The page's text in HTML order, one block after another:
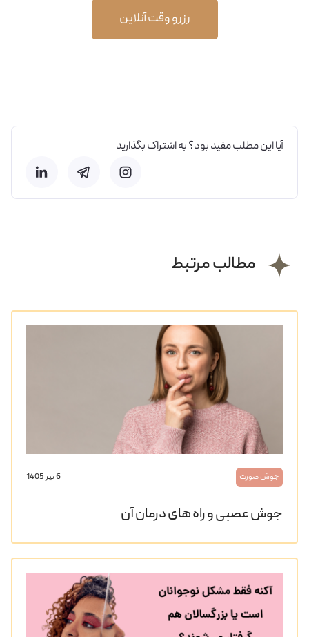
رزرو وقت آنلاین
آیا این مطلب مفید بود؟ به اشتراک بگذارید
مطالب مرتبط
جوش صورت 6 تیر 1405
جوش عصبی و راه های درمان آن